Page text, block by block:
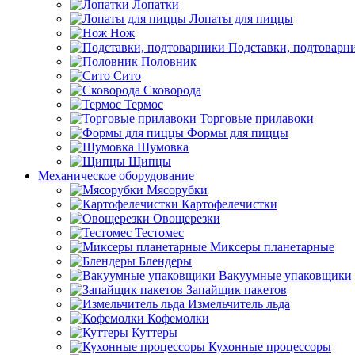
Лопатки
Лопаты для пиццы
Нож
Подставки,
Половник
Сито
Сковорода
Термос
Торговые прилавоки
Формы для пиццы
Шумовка
Щипцы
Механическое оборудование
Мясорубки
Картофелечистки
Овощерезки
Тестомес
Миксеры планетарные
Блендеры
Вакуумные упаковщики
Запайщик пакетов
Измельчитель льда
Кофемолки
Куттеры
Кухонные процессоры